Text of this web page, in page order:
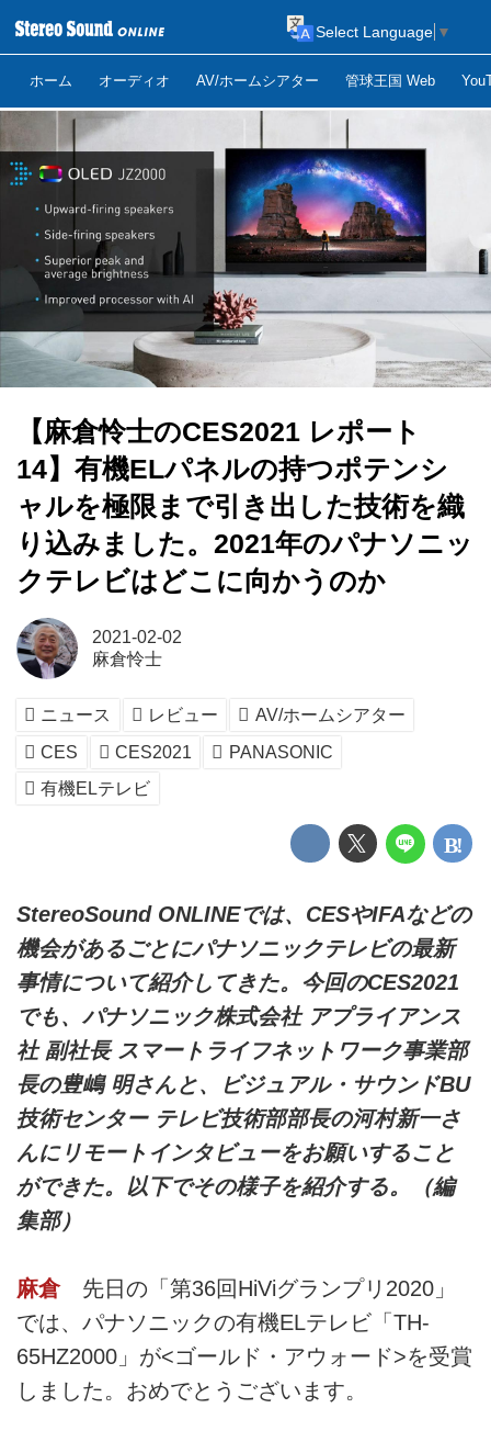
ホーム オーディオ AV/ホームシアター 管球王国 Web
Select Language ▼
【麻倉怜士のCES2021 レポート
14】有機ELパネルの持つポテンシ
ャルを極限まで引き出した技術を織
り込みました。2021年のパナソニッ
クテレビはどこに向かうのか
2021-02-02
麻倉怜士
ニュース レビュー
AV/ホームシアター
CES
CES2021
PANASONIC
有機ELテレビ
StereoSound ONLINEでは、CESやIFAなどの
機会があるごとにパナソニックテレビの最新
事情について紹介してきた。今回のCES2021
でも、パナソニック株式会社 アプライアンス
社 副社長 スマートライフネットワーク事業部
長の豊嶋 明さんと、ビジュアル・サウンドBU
技術センター テレビ技術部部長の河村新一さ
んにリモートインタビューをお願いすること
ができた。以下でその様子を紹介する。（編
集部）
麻倉先日の「第36回HiViグランプリ2020」
では、パナソニックの有機ELテレビ「TH-
65HZ2000」が<ゴールド・アウォード>を受賞
しました。おめでとうございます。